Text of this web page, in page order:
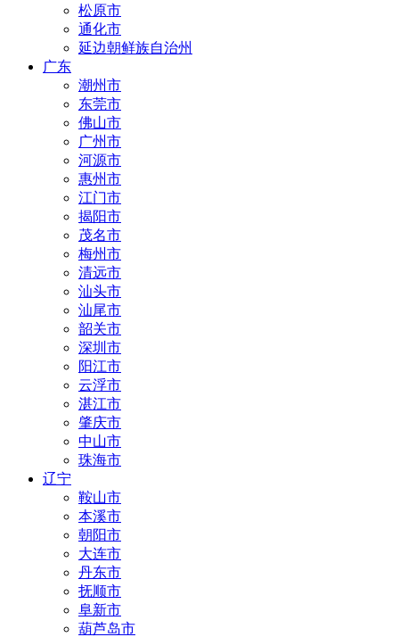
松原市
通化市
延边朝鲜族自治州
广东
潮州市
东莞市
佛山市
广州市
河源市
惠州市
江门市
揭阳市
茂名市
梅州市
清远市
汕头市
汕尾市
韶关市
深圳市
阳江市
云浮市
湛江市
肇庆市
中山市
珠海市
辽宁
鞍山市
本溪市
朝阳市
大连市
丹东市
抚顺市
阜新市
葫芦岛市